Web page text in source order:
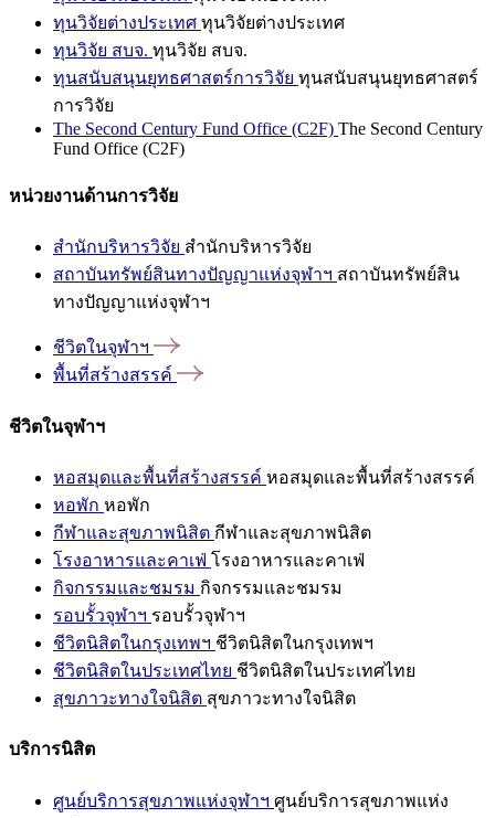
ทุนวิจัยต่างประเทศ ทุนวิจัยต่างประเทศ
ทุนวิจัย สบจ. ทุนวิจัย สบจ.
ทุนสนับสนุนยุทธศาสตร์การวิจัย ทุนสนับสนุนยุทธศาสตร์
การวิจัย
The Second Century Fund Office (C2F) The Second Century
Fund Office (C2F)
หน่วยงานด้านการวิจัย
สำนักบริหารวิจัย สำนักบริหารวิจัย
สถาบันทรัพย์สินทางปัญญาแห่งจุฬาฯ สถาบันทรัพย์สิน
ทางปัญญาแห่งจุฬาฯ
ชีวิตในจุฬาฯ
พื้นที่สร้างสรรค์
ชีวิตในจุฬาฯ
หอสมุดและพื้นที่สร้างสรรค์ หอสมุดและพื้นที่สร้างสรรค์
หอพัก หอพัก
กีฬาและสุขภาพนิสิต กีฬาและสุขภาพนิสิต
โรงอาหารและคาเฟ่ โรงอาหารและคาเฟ่
กิจกรรมและชมรม กิจกรรมและชมรม
รอบรั้วจุฬาฯ รอบรั้วจุฬาฯ
ชีวิตนิสิตในกรุงเทพฯ ชีวิตนิสิตในกรุงเทพฯ
ชีวิตนิสิตในประเทศไทย ชีวิตนิสิตในประเทศไทย
สุขภาวะทางใจนิสิต สุขภาวะทางใจนิสิต
บริการนิสิต
ศูนย์บริการสุขภาพแห่งจุฬาฯ ศูนย์บริการสุขภาพแห่ง